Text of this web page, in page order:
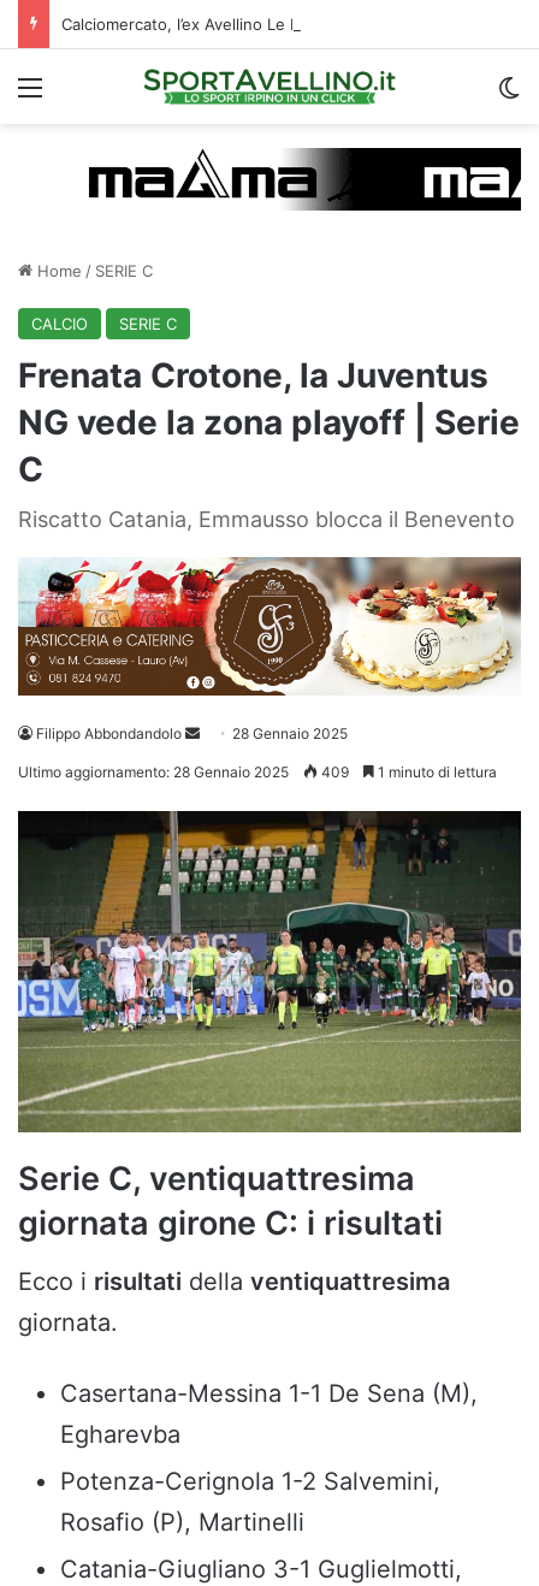
Menu
Home / SERIE C
CALCIO SERIE C
Frenata Crotone, la Juventus
NG vede la zona playoff | Serie
C
Riscatto Catania, Emmausso blocca il Benevento
Filippo Abbondandolo
Invia 28 Gennaio 2025
Ultimo aggiornamento: 28 Gennaio 2025 409 1 minuto di lettura
Serie C, ventiquattresima
giornata girone C: i risultati
Ecco i risultati della ventiquattresima
giornata.
Casertana-Messina 1-1 De Sena (M),
Egharevba
Potenza-Cerignola 1-2 Salvemini,
Rosafio (P), Martinelli
Catania-Giugliano 3-1 Guglielmotti,